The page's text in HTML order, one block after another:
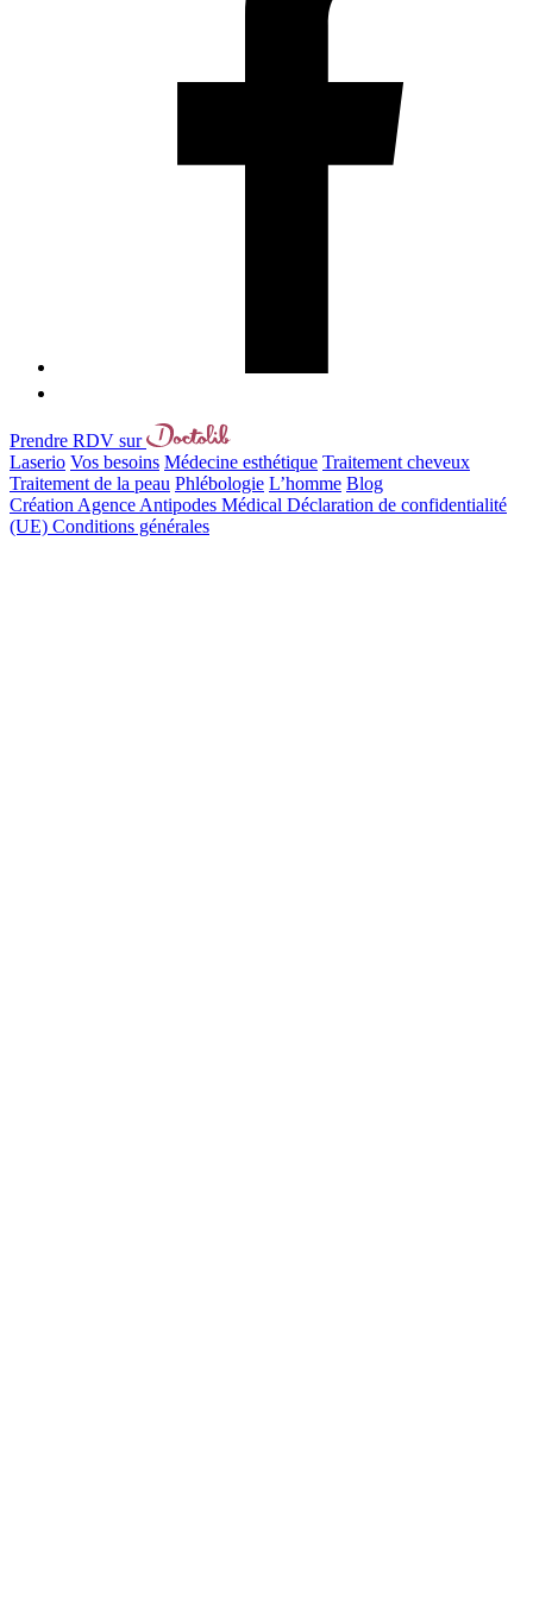
Prendre RDV sur
Laserio Vos besoins Médecine esthétique Traitement cheveux
Traitement de la peau Phlébologie L’homme Blog
Création Agence Antipodes Médical Déclaration de confidentialité
(UE) Conditions générales